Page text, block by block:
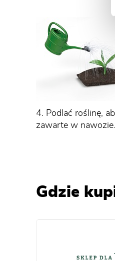
4. Podlać roślinę,
zawarte w nawozie.
Gdzie